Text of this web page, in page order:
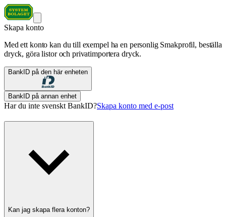
Skapa konto
Med ett konto kan du till exempel ha en personlig Smakprofil, beställa
dryck, göra listor och privatimportera dryck.
BankID på den här enheten
BankID på annan enhet
Har du inte svenskt BankID?Skapa konto med e-post
Kan jag skapa flera konton?